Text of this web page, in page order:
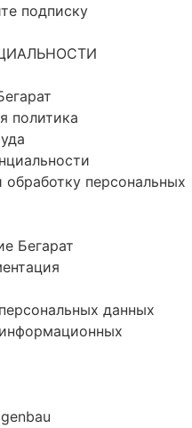
подписку
политика
обработку персональных
Бегарат
данных